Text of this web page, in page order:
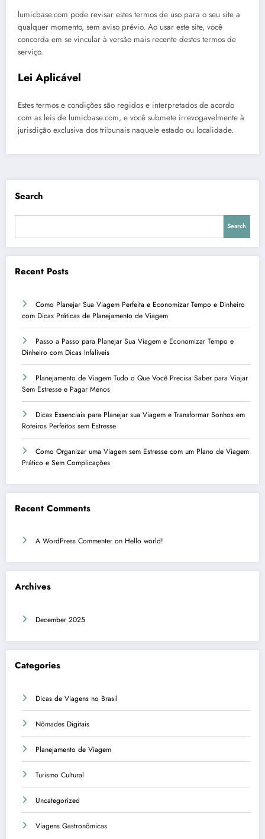
lumicbase.com pode revisar estes termos de uso para o seu site a
qualquer momento, sem aviso prévio. Ao usar este site, você
concorda em se vincular à versão mais recente destes termos de
serviço.
Lei Aplicável
Estes termos e condições são regidos e interpretados de acordo
com as leis de lumicbase.com, e você submete irrevogavelmente à
jurisdição exclusiva dos tribunais naquele estado ou localidade.
Search
Search
Recent Posts
Como Planejar Sua Viagem Perfeita e Economizar Tempo e Dinheiro
com Dicas Práticas de Planejamento de Viagem
Passo a Passo para Planejar Sua Viagem e Economizar Tempo e
Dinheiro com Dicas Infalíveis
Planejamento de Viagem Tudo o Que Você Precisa Saber para Viajar
Sem Estresse e Pagar Menos
Dicas Essenciais para Planejar sua Viagem e Transformar Sonhos em
Roteiros Perfeitos sem Estresse
Como Organizar uma Viagem sem Estresse com um Plano de Viagem
Prático e Sem Complicações
Recent Comments
A WordPress Commenter on Hello world!
Archives
December 2025
Categories
Dicas de Viagens no Brasil
Nômades Digitais
Planejamento de Viagem
Turismo Cultural
Uncategorized
Viagens Gastronômicas